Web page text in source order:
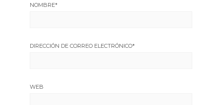
NOMBRE*
DIRECCIÓN DE CORREO ELECTRÓNICO*
WEB